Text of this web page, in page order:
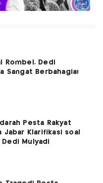
Rombel, Dedi
Sangat Berbahagia!
Pesta Rakyat
Jabar Klarifikasi soal
Dedi Mulyadi